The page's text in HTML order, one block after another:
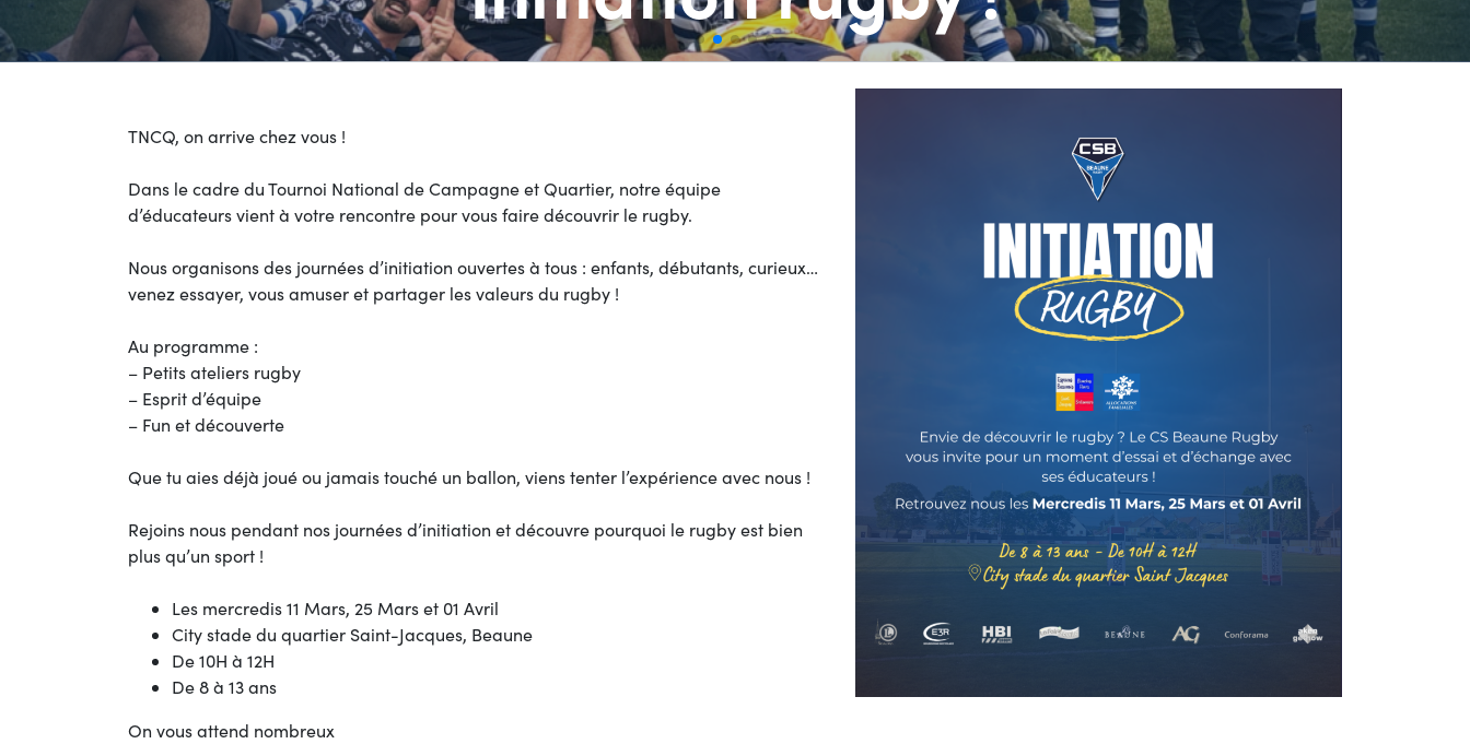
TNCQ, on arrive chez vous !
Dans le cadre du Tournoi National de Campagne et Quartier, notre équipe
d’éducateurs vient à votre rencontre pour vous faire découvrir le rugby.
Nous organisons des journées d’initiation ouvertes à tous : enfants, débutants, curieux…
venez essayer, vous amuser et partager les valeurs du rugby !
Au programme :
– Petits ateliers rugby
– Esprit d’équipe
– Fun et découverte
Que tu aies déjà joué ou jamais touché un ballon, viens tenter l’expérience avec nous !
Rejoins nous pendant nos journées d’initiation et découvre pourquoi le rugby est bien
plus qu’un sport !
Les mercredis 11 Mars, 25 Mars et 01 Avril
City stade du quartier Saint-Jacques, Beaune
De 10H à 12H
De 8 à 13 ans
On vous attend nombreux